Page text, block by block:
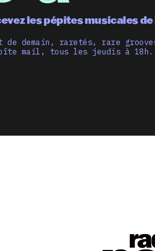
les pépites musicales de
de demain, raretés, rare
mail, tous les jeudis à 18h.